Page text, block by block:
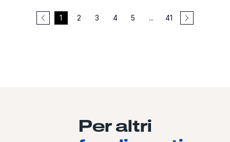
1 2 3 4 5 ... 41
Per altri